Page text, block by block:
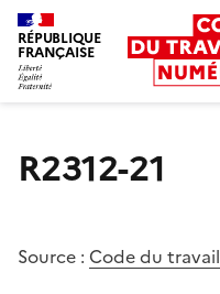
RÉPUBLIQUE
FRANÇAISE
R2312-21
Source : Code du travail